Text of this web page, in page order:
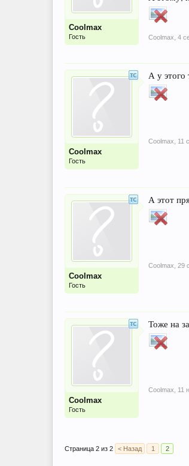
Coolmax
Гость Coolmax 4
Coolmax
Гость
А у этого
Coolmax 11
Coolmax
Гость
А этот
Coolmax 29
Coolmax
Гость
Тоже на
Coolmax 11
Страница 2 из 2 < Назад 1 2